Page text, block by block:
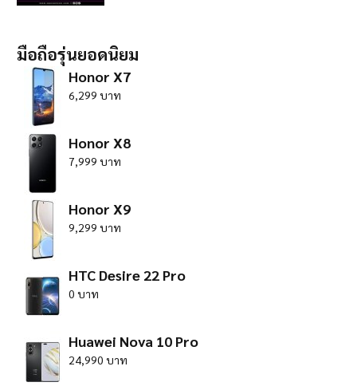
มือถือรุ่นยอดนิยม
Honor X7
6,299 บาท
Honor X8
7,999 บาท
Honor X9
9,299 บาท
HTC Desire 22 Pro
0 บาท
Huawei Nova 10 Pro
24,990 บาท